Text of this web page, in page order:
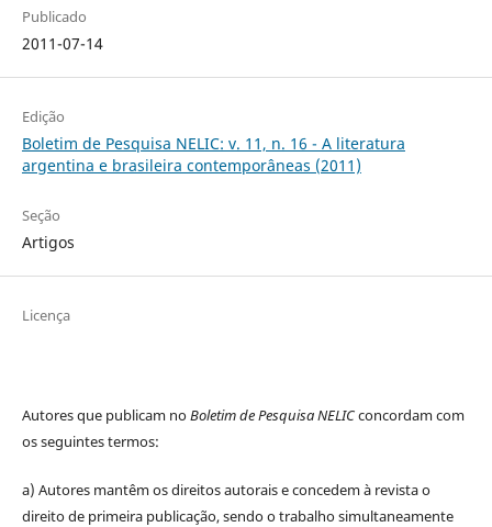
Publicado
2011-07-14
Edição
Boletim de Pesquisa NELIC: v. 11, n. 16 - A literatura
argentina e brasileira contemporâneas (2011)
Seção
Artigos
Licença
Autores que publicam noBoletim de Pesquisa NELICconcordam com
os seguintes termos:
a) Autores mantêm os direitos autorais e concedem à revista o
direito de primeira publicação, sendo o trabalho simultaneamente